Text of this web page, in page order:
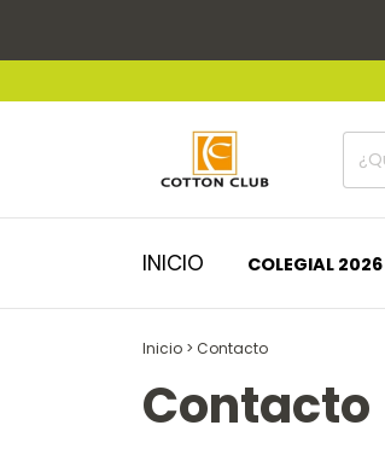
INICIO COLEGIAL 2026
Inicio > Contacto
Contacto